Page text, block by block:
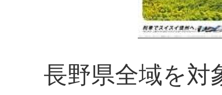
長野県全域を